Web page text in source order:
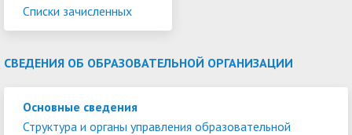
Списки зачисленных
СВЕДЕНИЯ ОБ ОБРАЗОВАТЕЛЬНОЙ ОРГАНИЗАЦИИ
Основные сведения
Структура и органы управления образовательной